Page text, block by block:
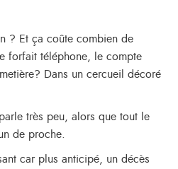
? Et ça coûte combien de
forfait téléphone, le compte
Dans un cercueil décoré
très peu, alors que tout le
de proche.
car plus anticipé, un décès